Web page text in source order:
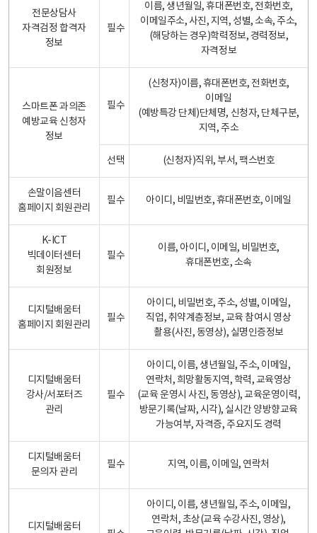
전문상담사
자격검정 합격자
정보
필수
이름, 생년월일, 휴대폰번호, 전화번호,
이메일주소, 사진, 지역, 성별, 소속, 주소,
(해당하는 경우)학력정보, 경력정보,
자격정보
스마트폰 과의존
예방교육 신청자
정보
필수
(신청자)이름, 휴대폰번호, 전화번호,
이메일
(예방특강 단체)단체명, 신청자, 단체구분,
지역, 주소
선택 (신청자)직위, 부서, 팩스번호
손말이음센터
홈페이지 회원관리
필수 아이디, 비밀번호, 휴대폰번호, 이메일
K-ICT
빅데이터센터
회원정보
필수
이름, 아이디, 이메일, 비밀번호,
휴대폰번호, 소속
디지털배움터
홈페이지 회원관리
필수
아이디, 비밀번호, 주소, 성별, 이메일,
직업, 취약계층정보, 교육 참여시 영상
촬용(사진, 동영상), 실명인증정보
디지털배움터
강사/서포터즈
관리
필수
아이디, 이름, 생년월일, 주소, 이메일,
연락처, 희망활동지역, 학력, 교육영상
(교육 운영시 사진, 동영상), 교육운영이력,
방문기록(날짜, 시각), 실시간 양방향교육
가능여부, 자격증, 주요지도 경력
디지털배움터
문의자 관리
필수 지역, 이름, 이메일, 연락처
디지털배움터
아이디, 이름, 생년월일, 주소, 이메일,
연락처, 초상(교육 수강사진, 영상),